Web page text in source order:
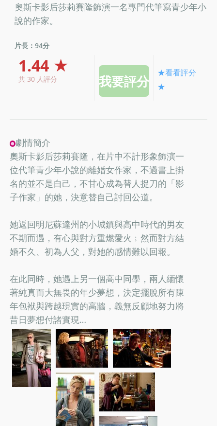
奧斯卡影后莎莉賽隆飾演一名專門代筆寫青少年小
說的作家。
片長：94分
1.44 ★
共 30 人評分
★看看評分
★
劇情簡介
奧斯卡影后莎莉賽隆，在片中不計形象飾演一
位代筆青少年小說的離婚女作家，不過書上掛
名的並不是自己，不甘心成為替人捉刀的「影
子作家」的她，決意替自己討回公道。
她返回明尼蘇達州的小城鎮與高中時代的男友
不期而遇，有心與對方重燃愛火﹔然而對方結
婚不久、初為人父，對她的感情難以回報。
在此同時，她遇上另一個高中同學，兩人緬懷
著純真而大無畏的年少夢想，決定擺脫所有陳
年包袱與跨越現實的高牆，義無反顧地努力將
昔日夢想付諸實現…